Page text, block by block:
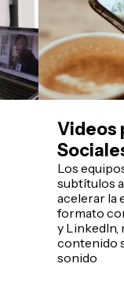
Videos
Los
subtítulos
acelerar la
formato
y LinkedIn,
contenido
sonido